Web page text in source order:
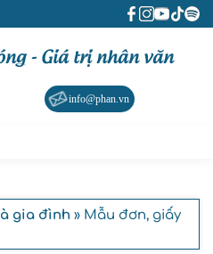
- Giá trị nhân văn
info@phan.vn
gia đình » Mẫu đơn, giấy